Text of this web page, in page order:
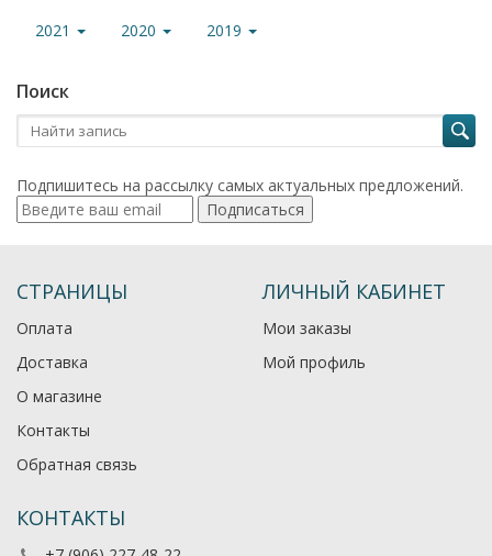
2021 2020 2019
Поиск
Подпишитесь на рассылку самых актуальных предложений.
Подписаться
СТРАНИЦЫ
Оплата
Доставка
О магазине
Контакты
Обратная связь
ЛИЧНЫЙ КАБИНЕТ
Мои заказы
Мой профиль
КОНТАКТЫ